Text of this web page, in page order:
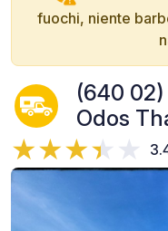
fuochi, niente
(640
Odos